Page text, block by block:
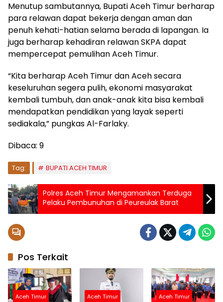
Menutup sambutannya, Bupati Aceh Timur berharap
para relawan dapat bekerja dengan aman dan
penuh kehati-hatian selama berada di lapangan. Ia
juga berharap kehadiran relawan SKPA dapat
mempercepat pemulihan Aceh Timur.
“Kita berharap Aceh Timur dan Aceh secara
keseluruhan segera pulih, ekonomi masyarakat
kembali tumbuh, dan anak-anak kita bisa kembali
mendapatkan pendidikan yang layak seperti
sediakala,” pungkas Al-Farlaky.
Dibaca: 9
Tag: BUPATI ACEH TIMUR
Polres Aceh Timur Mengamankan Terduga
Pelaku Pembunuhan di Peureulak Barat
Pos Terkait
Aceh Timur Aceh Timur Aceh Timur